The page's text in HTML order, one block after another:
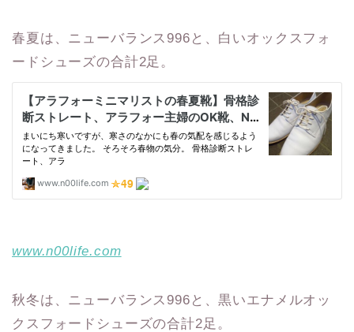
春夏は、ニューバランス996と、白いオックスフォ
ードシューズの合計2足。
www.n00life.com
秋冬は、ニューバランス996と、黒いエナメルオッ
クスフォードシューズの合計2足。